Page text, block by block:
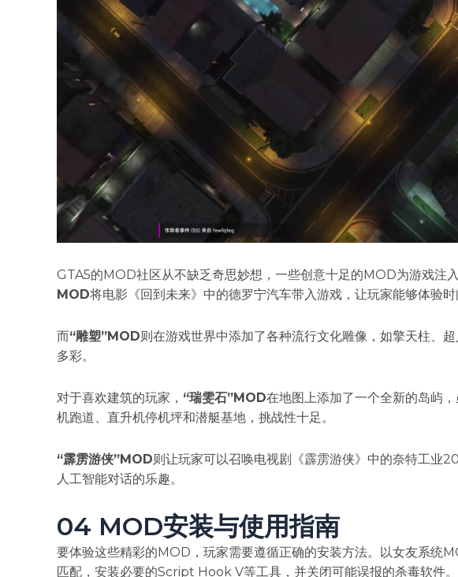
GTA5的MOD社区从不缺乏奇思妙想，一些创意十足的MOD为游戏注
MOD将电影《回到未来》中的德罗宁汽车带入游戏，让玩家能够体验时
而​“雕塑”MOD则在游戏世界中添加了各种流行文化雕像，如擎天柱、
多彩。
对于喜欢建筑的玩家，​ ​“瑞雯石”MOD在地图上添加了一个全新的岛屿
机跑道、直升机停机坪和潜艇基地，挑战性十足。
​“霹雳游侠”MOD则让玩家可以召唤电视剧《霹雳游侠》中的奈特工业
人工智能对话的乐趣。
04 MOD安装与使用指南
要体验这些精彩的MOD，玩家需要遵循正确的安装方法。以女友系统
匹配，安装必要的Script Hook V等工具，并关闭可能误报的杀毒软件。